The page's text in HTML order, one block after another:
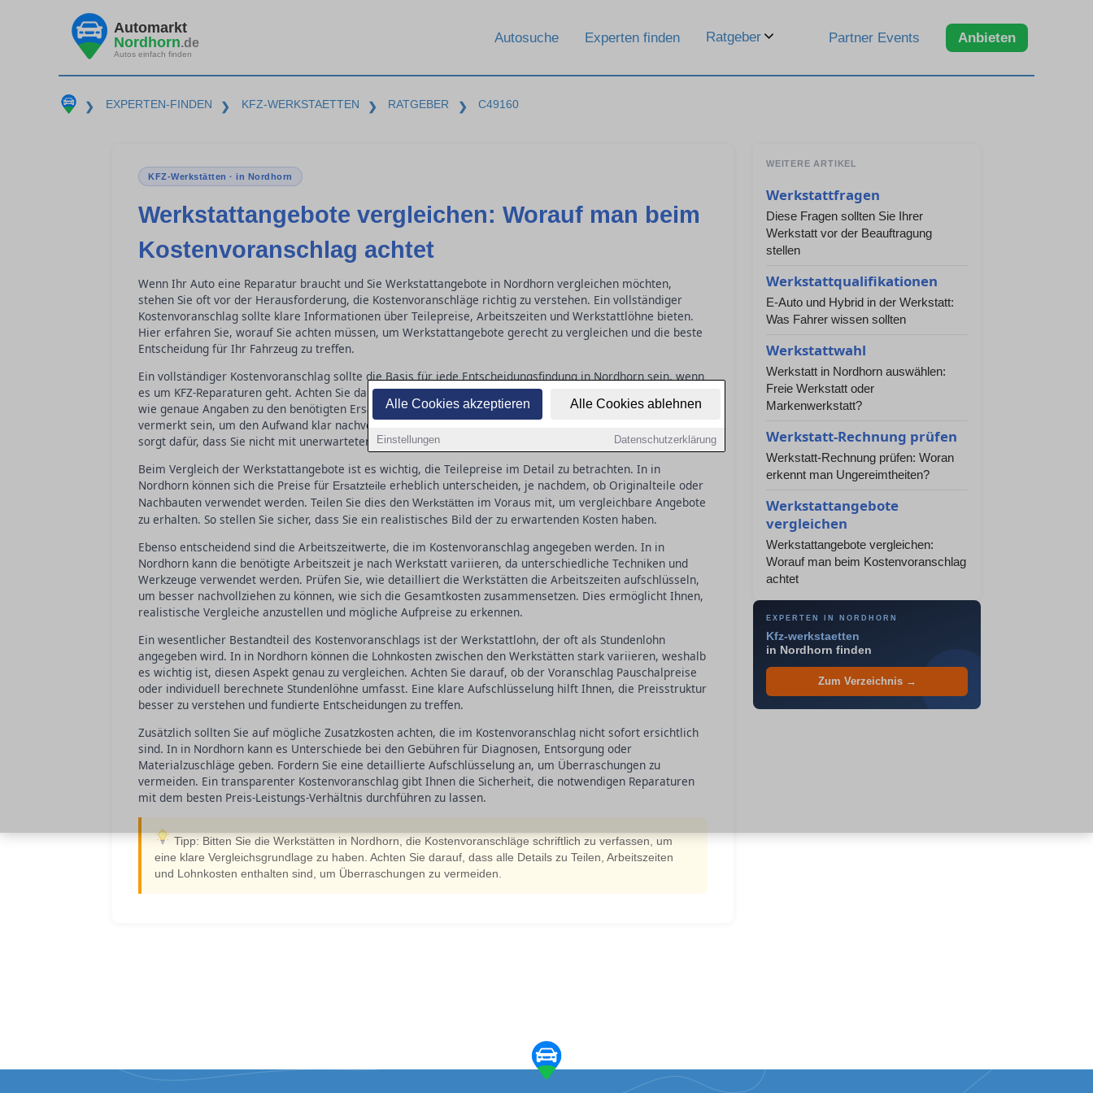
Alle Cookies akzeptieren Alle Cookies ablehnen
Einstellungen Datenschutzerklärung
Automarkt
Nordhorn.de
Autos einfach finden
Autosuche Experten finden Ratgeber Partner Events Anbieten
❯ EXPERTEN-FINDEN ❯ KFZ-WERKSTAETTEN ❯ RATGEBER ❯ C49160
KFZ-Werkstätten · in Nordhorn
Werkstattangebote vergleichen: Worauf man beim
Kostenvoranschlag achtet
Wenn Ihr Auto eine Reparatur braucht und Sie Werkstattangebote in Nordhorn vergleichen möchten,
stehen Sie oft vor der Herausforderung, die Kostenvoranschläge richtig zu verstehen. Ein vollständiger
Kostenvoranschlag sollte klare Informationen über Teilepreise, Arbeitszeiten und Werkstattlöhne bieten.
Hier erfahren Sie, worauf Sie achten müssen, um Werkstattangebote gerecht zu vergleichen und die beste
Entscheidung für Ihr Fahrzeug zu treffen.
Ein vollständiger Kostenvoranschlag sollte die Basis für jede Entscheidungsfindung in Nordhorn sein, wenn
es um KFZ-Reparaturen geht. Achten Sie darauf, dass der Voranschlag alle relevanten Details beinhaltet,
wie genaue Angaben zu den benötigten Ersatzteilen und deren Kosten. Zusätzlich müssen Arbeitszeiten
vermerkt sein, um den Aufwand klar nachvollziehbar zu machen. Dies hilft, Transparenz zu schaffen und
sorgt dafür, dass Sie nicht mit unerwarteten Zusatzkosten konfrontiert werden.
Beim Vergleich der Werkstattangebote ist es wichtig, die Teilepreise im Detail zu betrachten. In in
Nordhorn können sich die Preise für Ersatzteile erheblich unterscheiden, je nachdem, ob Originalteile oder
Nachbauten verwendet werden. Teilen Sie dies den Werkstätten im Voraus mit, um vergleichbare Angebote
zu erhalten. So stellen Sie sicher, dass Sie ein realistisches Bild der zu erwartenden Kosten haben.
Ebenso entscheidend sind die Arbeitszeitwerte, die im Kostenvoranschlag angegeben werden. In in
Nordhorn kann die benötigte Arbeitszeit je nach Werkstatt variieren, da unterschiedliche Techniken und
Werkzeuge verwendet werden. Prüfen Sie, wie detailliert die Werkstätten die Arbeitszeiten aufschlüsseln,
um besser nachvollziehen zu können, wie sich die Gesamtkosten zusammensetzen. Dies ermöglicht Ihnen,
realistische Vergleiche anzustellen und mögliche Aufpreise zu erkennen.
Ein wesentlicher Bestandteil des Kostenvoranschlags ist der Werkstattlohn, der oft als Stundenlohn
angegeben wird. In in Nordhorn können die Lohnkosten zwischen den Werkstätten stark variieren, weshalb
es wichtig ist, diesen Aspekt genau zu vergleichen. Achten Sie darauf, ob der Voranschlag Pauschalpreise
oder individuell berechnete Stundenlöhne umfasst. Eine klare Aufschlüsselung hilft Ihnen, die Preisstruktur
besser zu verstehen und fundierte Entscheidungen zu treffen.
Zusätzlich sollten Sie auf mögliche Zusatzkosten achten, die im Kostenvoranschlag nicht sofort ersichtlich
sind. In in Nordhorn kann es Unterschiede bei den Gebühren für Diagnosen, Entsorgung oder
Materialzuschläge geben. Fordern Sie eine detaillierte Aufschlüsselung an, um Überraschungen zu
vermeiden. Ein transparenter Kostenvoranschlag gibt Ihnen die Sicherheit, die notwendigen Reparaturen
mit dem besten Preis-Leistungs-Verhältnis durchführen zu lassen.
Tipp: Bitten Sie die Werkstätten in Nordhorn, die Kostenvoranschläge schriftlich zu verfassen, um
eine klare Vergleichsgrundlage zu haben. Achten Sie darauf, dass alle Details zu Teilen, Arbeitszeiten
und Lohnkosten enthalten sind, um Überraschungen zu vermeiden.
WEITERE ARTIKEL
Werkstattfragen
Diese Fragen sollten Sie Ihrer
Werkstatt vor der Beauftragung
stellen
Werkstattqualifikationen
E-Auto und Hybrid in der Werkstatt:
Was Fahrer wissen sollten
Werkstattwahl
Werkstatt in Nordhorn auswählen:
Freie Werkstatt oder
Markenwerkstatt?
Werkstatt-Rechnung prüfen
Werkstatt-Rechnung prüfen: Woran
erkennt man Ungereimtheiten?
Werkstattangebote
vergleichen
Werkstattangebote vergleichen:
Worauf man beim Kostenvoranschlag
achtet
EXPERTEN IN NORDHORN
Kfz-werkstaetten
in Nordhorn finden
Zum Verzeichnis →